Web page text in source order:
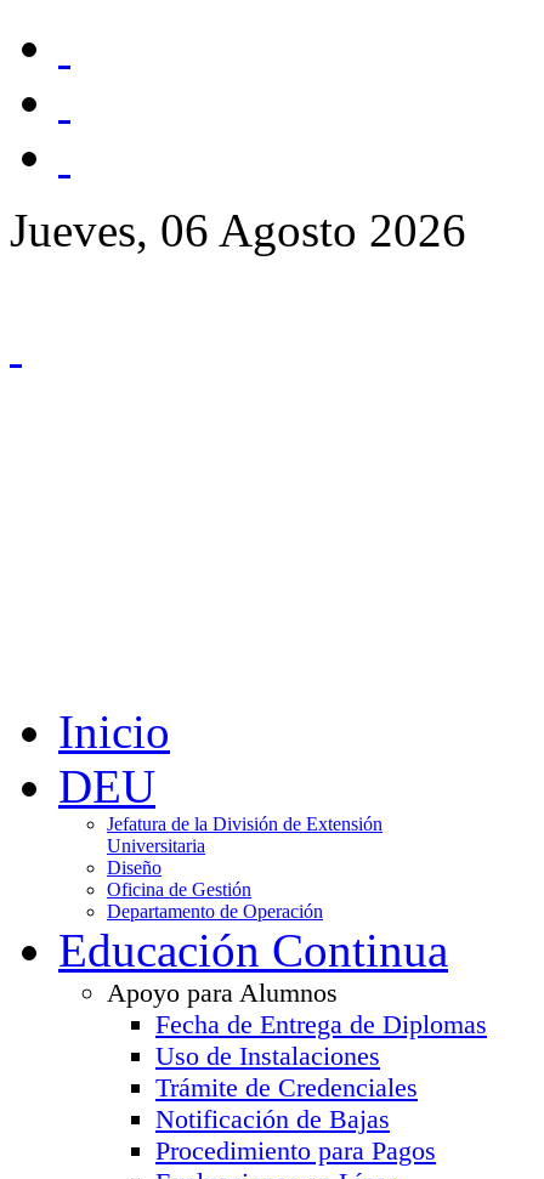
Jueves, 06 Agosto 2026
Inicio
DEU
Jefatura de la División de Extensión
Universitaria
Diseño
Oficina de Gestión
Departamento de Operación
Educación Continua
Apoyo para Alumnos
Fecha de Entrega de Diplomas
Uso de Instalaciones
Trámite de Credenciales
Notificación de Bajas
Procedimiento para Pagos